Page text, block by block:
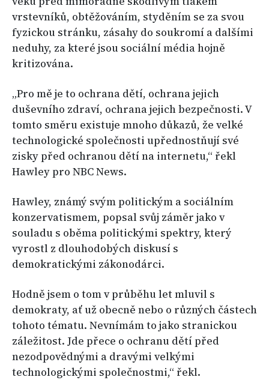
vrstevníků, obtěžováním, styděním se za svou
fyzickou stránku, zásahy do soukromí a dalšími
neduhy, za které jsou sociální média hojně
kritizována.
„Pro mě je to ochrana dětí, ochrana jejich
duševního zdraví, ochrana jejich bezpečnosti. V
tomto směru existuje mnoho důkazů, že velké
technologické společnosti upřednostňují své
zisky před ochranou dětí na internetu,“ řekl
Hawley pro NBC News.
Hawley, známý svým politickým a sociálním
konzervatismem, popsal svůj záměr jako v
souladu s oběma politickými spektry, který
vyrostl z dlouhodobých diskusí s
demokratickými zákonodárci.
Hodně jsem o tom v průběhu let mluvil s
demokraty, ať už obecně nebo o různých částech
tohoto tématu. Nevnímám to jako stranickou
záležitost. Jde přece o ochranu dětí před
nezodpovědnými a dravými velkými
technologickými společnostmi,“ řekl.